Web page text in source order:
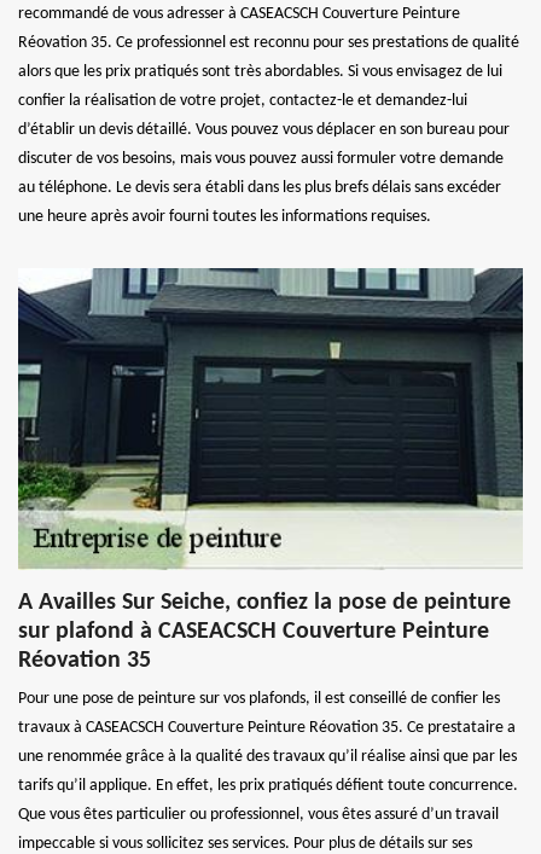
recommandé de vous adresser à CASEACSCH Couverture Peinture
Réovation 35. Ce professionnel est reconnu pour ses prestations de qualité
alors que les prix pratiqués sont très abordables. Si vous envisagez de lui
confier la réalisation de votre projet, contactez-le et demandez-lui
d’établir un devis détaillé. Vous pouvez vous déplacer en son bureau pour
discuter de vos besoins, mais vous pouvez aussi formuler votre demande
au téléphone. Le devis sera établi dans les plus brefs délais sans excéder
une heure après avoir fourni toutes les informations requises.
A Availles Sur Seiche, confiez la pose de peinture
sur plafond à CASEACSCH Couverture Peinture
Réovation 35
Pour une pose de peinture sur vos plafonds, il est conseillé de confier les
travaux à CASEACSCH Couverture Peinture Réovation 35. Ce prestataire a
une renommée grâce à la qualité des travaux qu’il réalise ainsi que par les
tarifs qu’il applique. En effet, les prix pratiqués défient toute concurrence.
Que vous êtes particulier ou professionnel, vous êtes assuré d’un travail
impeccable si vous sollicitez ses services. Pour plus de détails sur ses